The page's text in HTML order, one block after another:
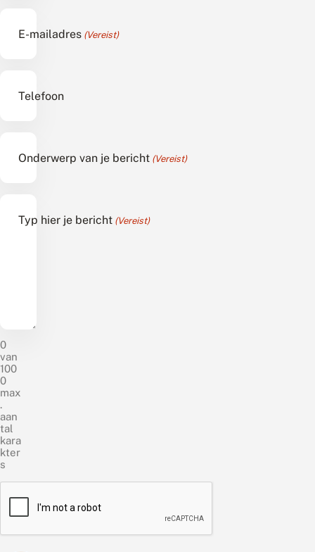
E-mailadres (Vereist)
Telefoon
Onderwerp van je bericht (Vereist)
Typ hier je bericht (Vereist)
0
van
100
0
max
.
aan
tal
kara
kter
s
C
C